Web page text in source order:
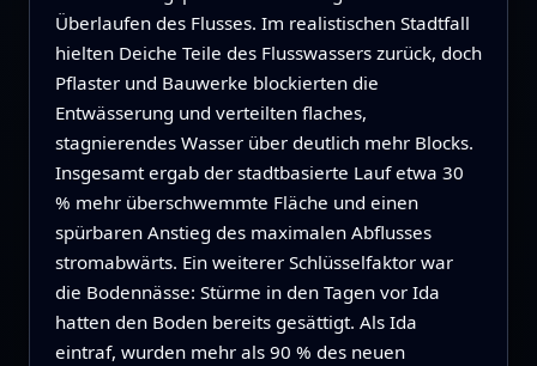
Überlaufen des Flusses. Im realistischen Stadtfall
hielten Deiche Teile des Flusswassers zurück, doch
Pflaster und Bauwerke blockierten die
Entwässerung und verteilten flaches,
stagnierendes Wasser über deutlich mehr Blocks.
Insgesamt ergab der stadtbasierte Lauf etwa 30
% mehr überschwemmte Fläche und einen
spürbaren Anstieg des maximalen Abflusses
stromabwärts. Ein weiterer Schlüsselfaktor war
die Bodennässe: Stürme in den Tagen vor Ida
hatten den Boden bereits gesättigt. Als Ida
eintraf, wurden mehr als 90 % des neuen